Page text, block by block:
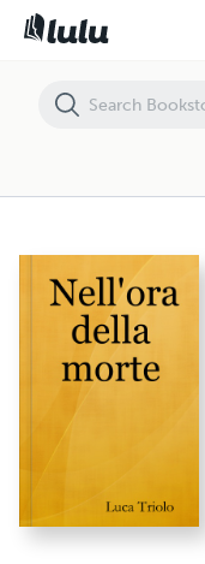
Nell'ora della morte